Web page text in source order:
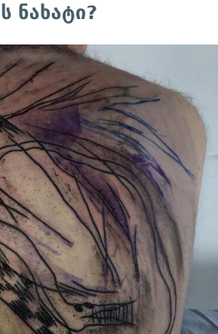
ნახატი?